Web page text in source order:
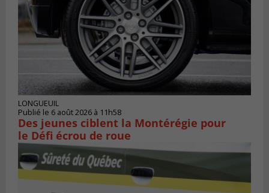
LONGUEUIL
Publié le 6 août 2026 à 11h58
Des jeunes ciblent la Montérégie pour
le Défi écrou de roue